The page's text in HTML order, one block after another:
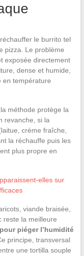
le burrito tel
pizza. Le problème
exposée directement
dense et humide,
en température
méthode protège la
revanche, si la
crème fraîche,
la réchauffe puis les
plus propre en
elles sur
viande braisée,
reste la meilleure
piéger l’humidité
principe, transversal
une tortilla souple